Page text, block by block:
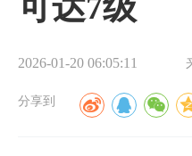
2026-01-20 06:05:11
分享到